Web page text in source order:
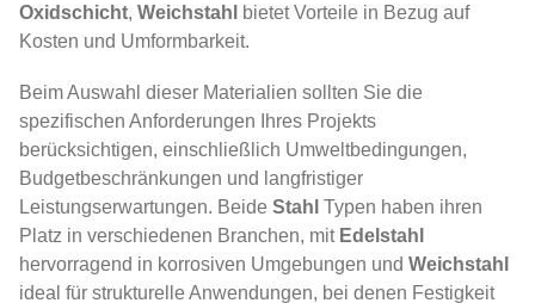
Oxidschicht, Weichstahl
bietet Vorteile in Bezug auf
Kosten und Umformbarkeit.
Beim Auswahl dieser Materialien sollten Sie die
spezifischen Anforderungen Ihres Projekts
berücksichtigen, einschließlich Umweltbedingungen,
Budgetbeschränkungen und langfristiger
Leistungserwartungen. Beide Stahl Typen haben ihren
Platz in verschiedenen Branchen, mit Edelstahl
hervorragend in korrosiven Umgebungen und Weichstahl
ideal für strukturelle Anwendungen, bei denen Festigkeit